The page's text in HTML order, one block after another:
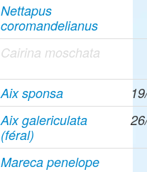
Nettapus
coromandelianus
Cairina moschata
Aix sponsa
Aix galericulata
(féral)
Mareca penelope